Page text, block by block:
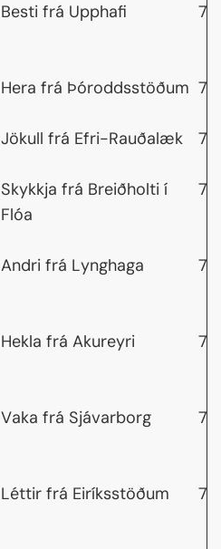
Besti frá Upphafi
Hera frá Þóroddsstöðum
Jökull frá Efri-Rauðalæk
Skykkja frá Breiðholti í
Flóa
Andri frá Lynghaga
Hekla frá Akureyri
Vaka frá Sjávarborg
Léttir frá Eiríksstöðum